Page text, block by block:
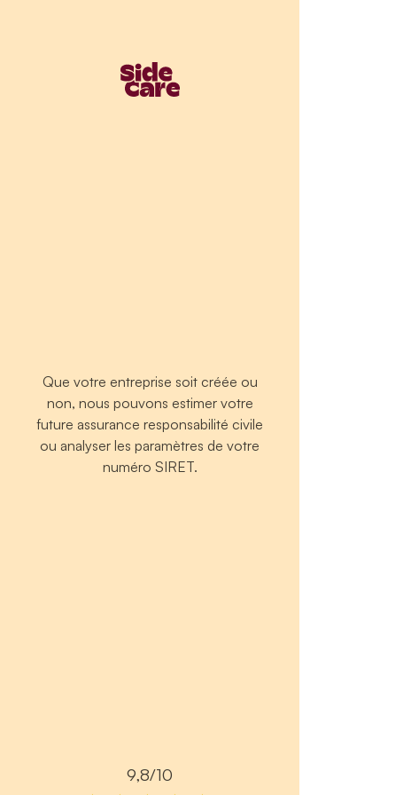
Que votre entreprise soit créée ou
non, nous pouvons estimer votre
future assurance responsabilité civile
ou analyser les paramètres de votre
numéro SIRET.
9,8/10